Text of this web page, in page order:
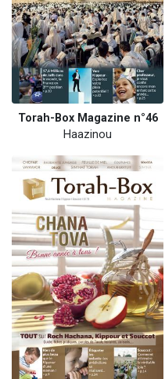
Torah-Box Magazine n°46
Haazinou